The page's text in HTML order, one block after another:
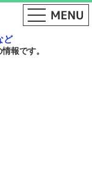
ど
報です。